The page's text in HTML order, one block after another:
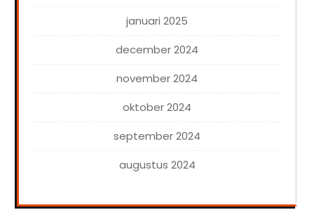
januari 2025
december 2024
november 2024
oktober 2024
september 2024
augustus 2024